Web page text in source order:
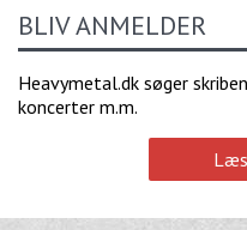
BLIV ANMELDER
Heavymetal.dk søger
koncerter m.m.